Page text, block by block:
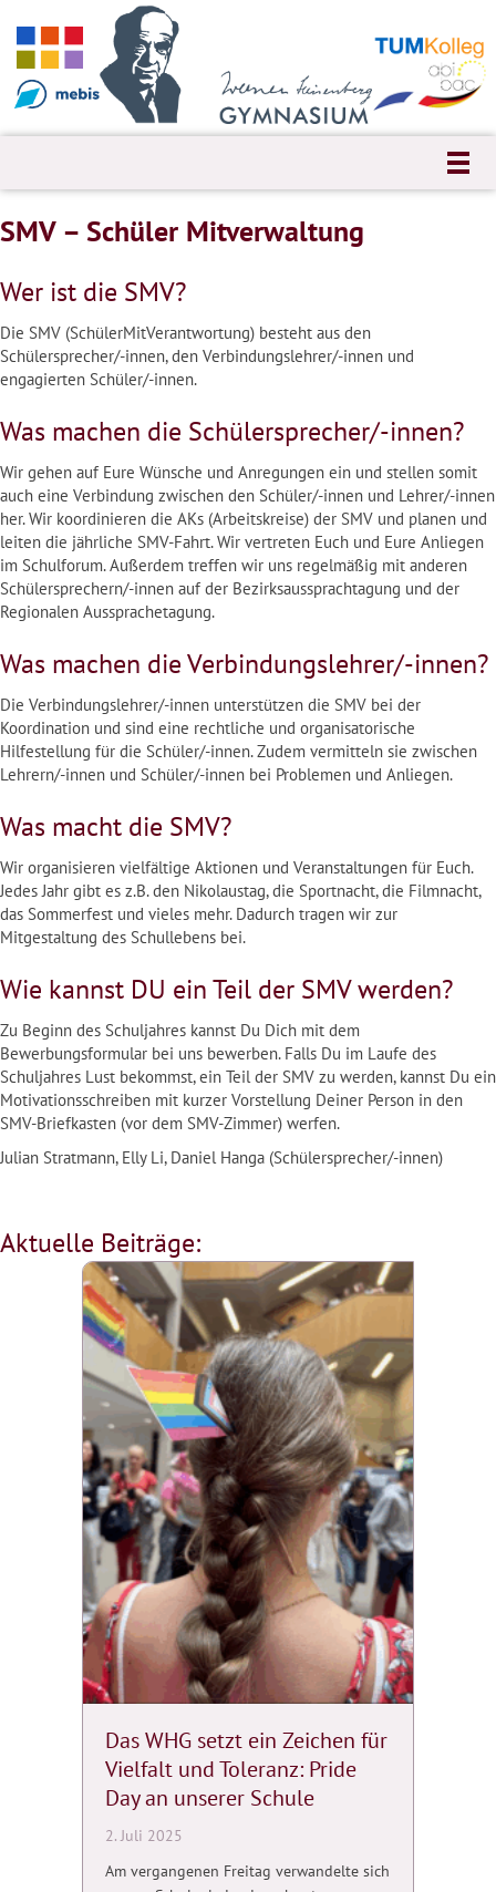
SMV – Schüler Mitverwaltung
Wer ist die SMV?
Die SMV (SchülerMitVerantwortung) besteht aus den
Schülersprecher/-innen, den Verbindungslehrer/-innen und
engagierten Schüler/-innen.
Was machen die Schülersprecher/-innen?
Wir gehen auf Eure Wünsche und Anregungen ein und stellen somit
auch eine Verbindung zwischen den Schüler/-innen und Lehrer/-innen
her. Wir koordinieren die AKs (Arbeitskreise) der SMV und planen und
leiten die jährliche SMV-Fahrt. Wir vertreten Euch und Eure Anliegen
im Schulforum. Außerdem treffen wir uns regelmäßig mit anderen
Schülersprechern/-innen auf der Bezirksaussprachtagung und der
Regionalen Aussprachetagung.
Was machen die Verbindungslehrer/-innen?
Die Verbindungslehrer/-innen unterstützen die SMV bei der
Koordination und sind eine rechtliche und organisatorische
Hilfestellung für die Schüler/-innen. Zudem vermitteln sie zwischen
Lehrern/-innen und Schüler/-innen bei Problemen und Anliegen.
Was macht die SMV?
Wir organisieren vielfältige Aktionen und Veranstaltungen für Euch.
Jedes Jahr gibt es z.B. den Nikolaustag, die Sportnacht, die Filmnacht,
das Sommerfest und vieles mehr. Dadurch tragen wir zur
Mitgestaltung des Schullebens bei.
Wie kannst DU ein Teil der SMV werden?
Zu Beginn des Schuljahres kannst Du Dich mit dem
Bewerbungsformular bei uns bewerben. Falls Du im Laufe des
Schuljahres Lust bekommst, ein Teil der SMV zu werden, kannst Du ein
Motivationsschreiben mit kurzer Vorstellung Deiner Person in den
SMV-Briefkasten (vor dem SMV-Zimmer) werfen.
Julian Stratmann, Elly Li, Daniel Hanga (Schülersprecher/-innen)
Aktuelle Beiträge:
Das WHG setzt ein Zeichen für
Vielfalt und Toleranz: Pride
Day an unserer Schule
2. Juli 2025
Am vergangenen Freitag verwandelte sich